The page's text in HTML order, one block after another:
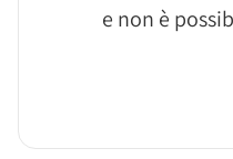
e non è